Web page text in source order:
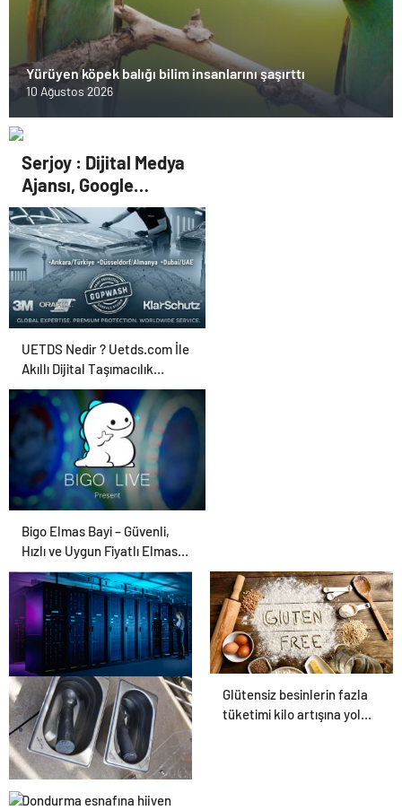
Yürüyen köpek balığı bilim insanlarını şaşırttı
10 Ağustos 2026
Serjoy : Dijital Medya
Ajansı, Google
Reklam Ajansı, SEO
Ajansı ve Web
Tasarım Ajansı
UETDS Nedir ? Uetds.com İle
Akıllı Dijital Taşımacılık
Yazılımı
Bigo Elmas Bayi – Güvenli,
Hızlı ve Uygun Fiyatlı Elmas
Satın Almanın Yeni Adresi
Datahost İle Güvenilir
Sunucu Hizmetleri
Glütensiz besinlerin fazla
tüketimi kilo artışına yol
Dondurma esnafına hijyen